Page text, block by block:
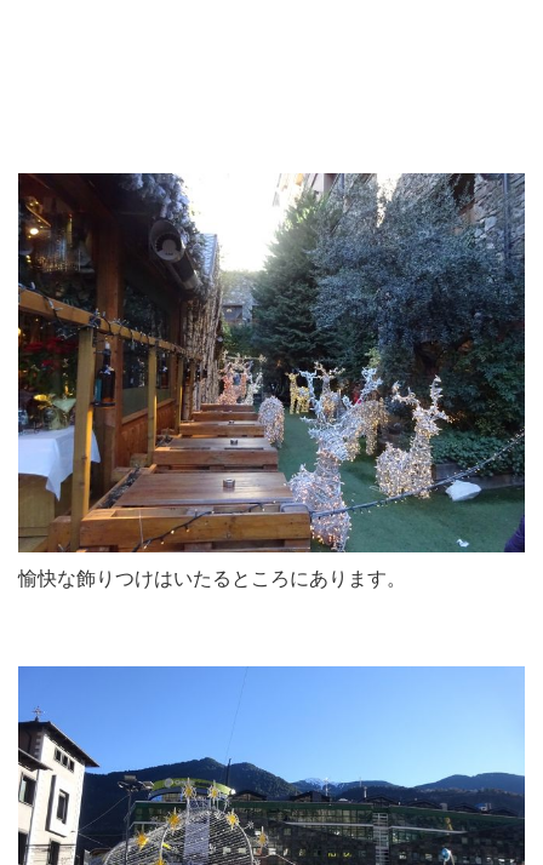
愉快な飾りつけはいたるところにあります。